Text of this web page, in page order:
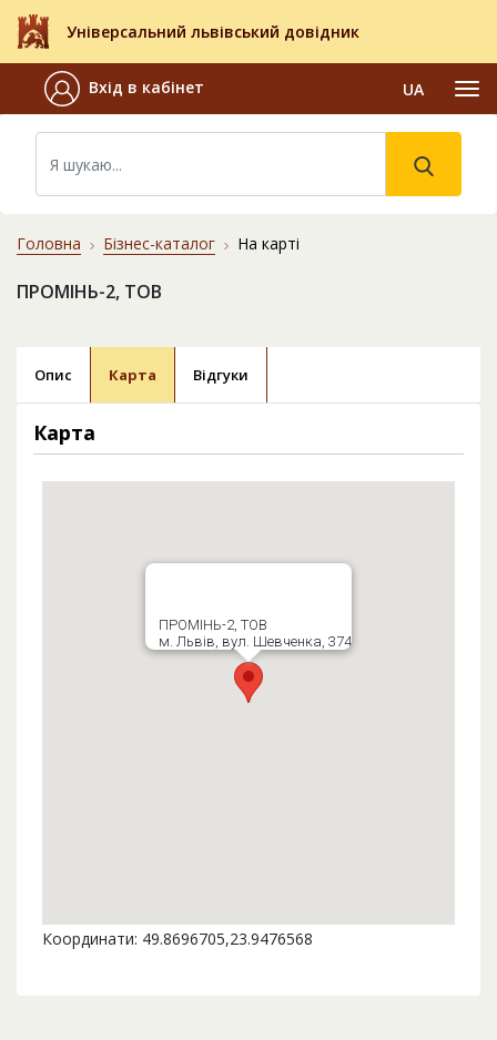
Універсальний львівський довідник
Вхід в кабінет UA
Головна Бізнес-каталог На карті
ПРОМІНЬ-2, ТОВ
Опис Карта Відгуки
Карта
ПРОМІНЬ-2, ТОВ
м. Львів, вул. Шевченка, 374
Координати: 49.8696705,23.9476568